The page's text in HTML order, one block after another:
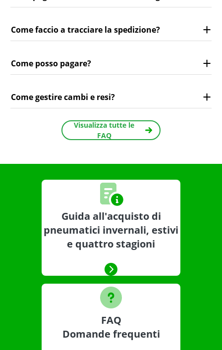
Come faccio a tracciare la spedizione?
Come posso pagare?
Come gestire cambi e resi?
Visualizza tutte le
FAQ
Guida all'acquisto di
pneumatici invernali, estivi
e quattro stagioni
FAQ
Domande frequenti